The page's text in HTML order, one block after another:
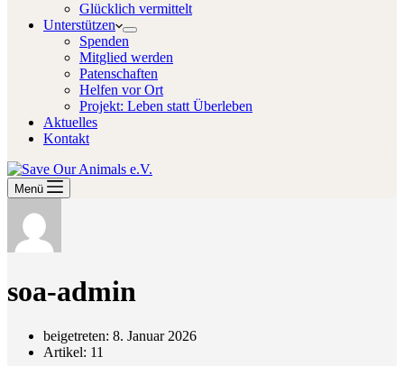
Glücklich vermittelt
Unterstützen
Spenden
Mitglied werden
Patenschaften
Helfen vor Ort
Projekt: Leben statt Überleben
Aktuelles
Kontakt
Menü
soa-admin
beigetreten: 8. Januar 2026
Artikel: 11